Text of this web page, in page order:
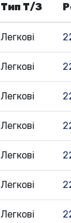
Тип Т/З
Легкові
Легкові
Легкові
Легкові
Легкові
Легкові
Легкові